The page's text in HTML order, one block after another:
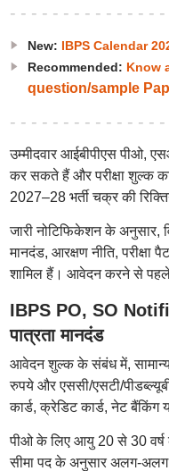
New: IBPS Calendar
Recommended: Know
question/sample
उम्मीदवार आईबीपीएस पीओ,
कर सकते हैं और परीक्षा शुल्क
2027–28 भर्ती चक्र की
जारी नोटिफिकेशन के अनुसार,
मानदंड, आरक्षण नीति, परीक्षा
शामिल हैं। आवेदन करने से पहले
IBPS PO, SO
पात्रता मानदंड
आवेदन शुल्क के संबंध में,
रुपये और एससी/एसटी/
कार्ड, क्रेडिट कार्ड, नेट
पीओ के लिए आयु 20 से 30 वर्ष
सीमा पद के अनुसार अलग-अलग